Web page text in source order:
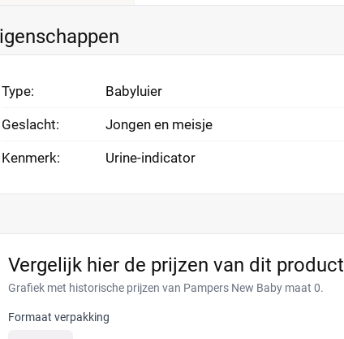
Type: Babyluier
Geslacht: Jongen en meisje
Kenmerk: Urine-indicator
Vergelijk hier de prijzen van dit product
Grafiek met historische prijzen van Pampers New Baby maat 0.
Formaat verpakking